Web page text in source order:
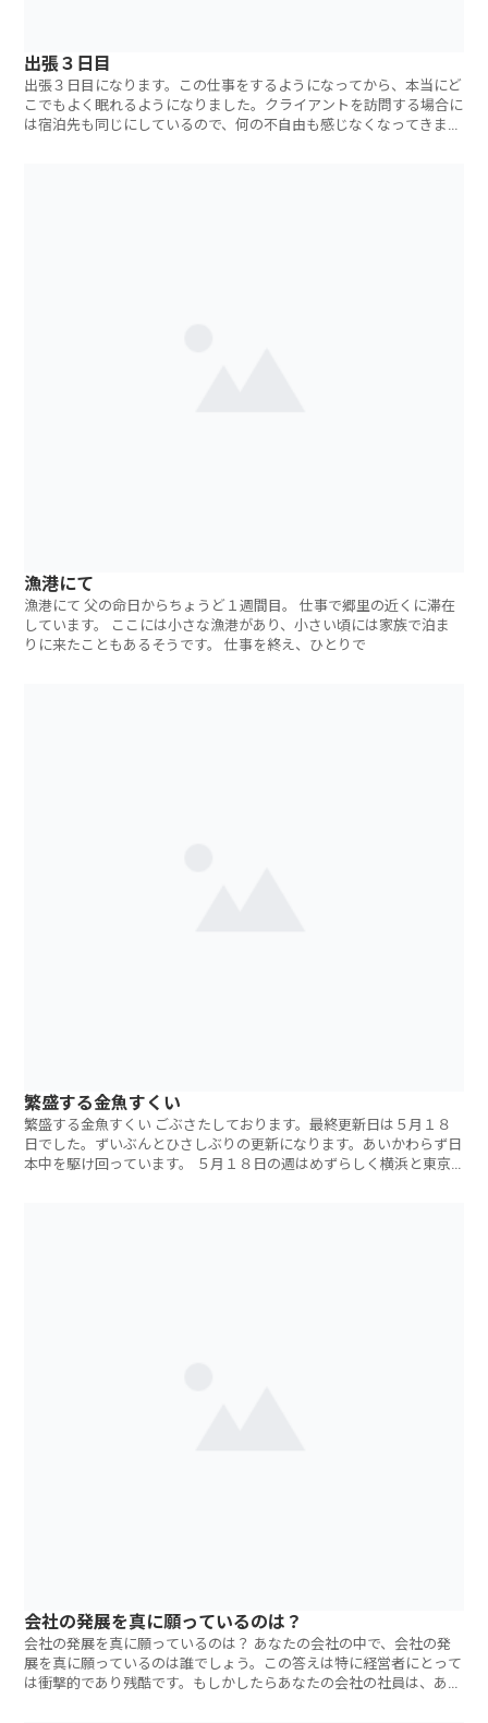
出張３日目
出張３日目になります。この仕事をするようになってから、本当にど
こでもよく眠れるようになりました。クライアントを訪問する場合に
は宿泊先も同じにしているので、何の不自由も感じなくなってきまし
漁港にて
漁港にて 父の命日からちょうど１週間目。 仕事で郷里の近くに滞在
しています。 ここには小さな漁港があり、小さい頃には家族で泊ま
りに来たこともあるそうです。 仕事を終え、ひとりで
繁盛する金魚すくい
繁盛する金魚すくい ごぶさたしております。最終更新日は５月１８
日でした。ずいぶんとひさしぶりの更新になります。あいかわらず日
本中を駆け回っています。 ５月１８日の週はめずらしく横浜と東京
会社の発展を真に願っているのは？
会社の発展を真に願っているのは？ あなたの会社の中で、会社の発
展を真に願っているのは誰でしょう。この答えは特に経営者にとって
は衝撃的であり残酷です。もしかしたらあなたの会社の社員は、あな